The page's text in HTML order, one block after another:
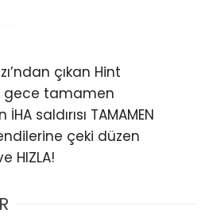
çıkan Hint
gece tamamen
saldırısı TAMAMEN
çeki düzen
HIZLA!